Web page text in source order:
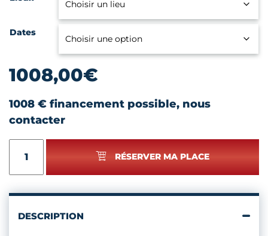
Dates
1008,00€
1008 € financement possible, nous
contacter
DE
D'ANNÉE
RÉSERVER MA PLACE
DESCRIPTION